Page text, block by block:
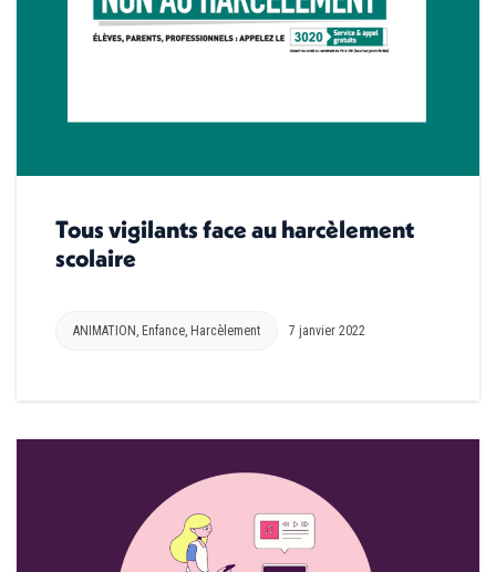
Tous vigilants face au harcèlement
scolaire
ANIMATION , Enfance, Harcèlement 7 janvier 2022